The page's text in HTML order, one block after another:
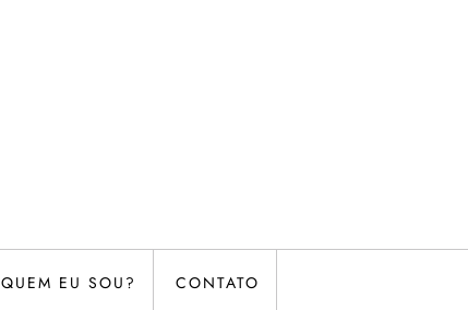
QUEM EU SOU? CONTATO